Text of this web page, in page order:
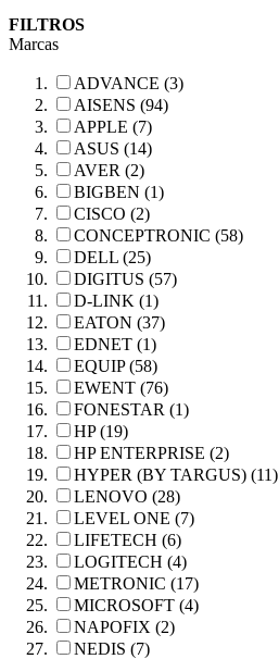
FILTROS
Marcas
ADVANCE (3)
AISENS (94)
APPLE (7)
ASUS (14)
AVER (2)
BIGBEN (1)
CISCO (2)
CONCEPTRONIC (58)
DELL (25)
DIGITUS (57)
D-LINK (1)
EATON (37)
EDNET (1)
EQUIP (58)
EWENT (76)
FONESTAR (1)
HP (19)
HP ENTERPRISE (2)
HYPER (BY TARGUS) (11)
LENOVO (28)
LEVEL ONE (7)
LIFETECH (6)
LOGITECH (4)
METRONIC (17)
MICROSOFT (4)
NAPOFIX (2)
NEDIS (7)